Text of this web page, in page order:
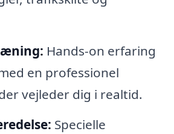
Hands-on erfaring
en professionel
vejleder dig i realtid.
Specielle